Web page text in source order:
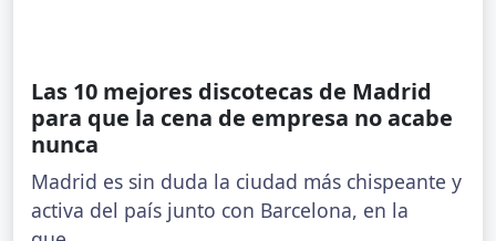
Las 10 mejores discotecas de Madrid
para que la cena de empresa no acabe
nunca
Madrid es sin duda la ciudad más chispeante y
activa del país junto con Barcelona, en la